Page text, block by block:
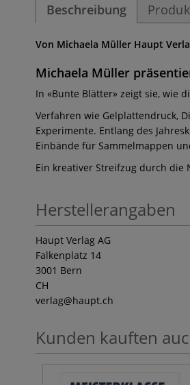
Beschreibung
Von Michaela Müller Haupt
Michaela Müller
In «Bunte Blätter» zeigt sie, wie
Verfahren wie Gelplattendruck,
Experimente. Entlang des
Einbände für Sammelmappen
Ein kreativer Streifzug durch die
Herstellerangaben
Haupt Verlag AG
Falkenplatz 14
3001 Bern
CH
verlag@haupt.ch
Kunden kauften